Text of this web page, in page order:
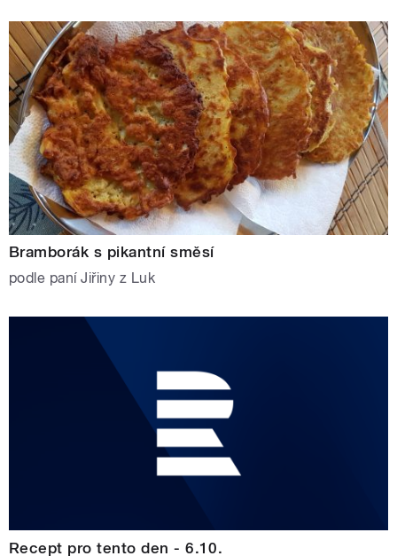
Bramborák s pikantní směsí
podle paní Jiřiny z Luk
Recept pro tento den - 6.10.